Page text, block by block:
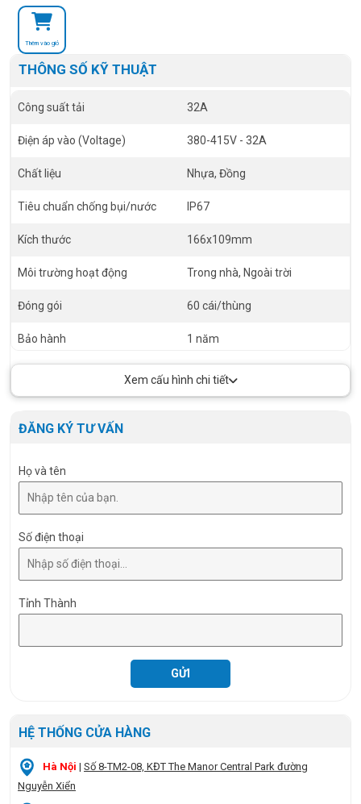
Thêm vào giỏ
THÔNG SỐ KỸ THUẬT
Công suất tải 32A
Điện áp vào (Voltage) 380-415V - 32A
Chất liệu Nhựa, Đồng
Tiêu chuẩn chống bụi/nước IP67
Kích thước 166x109mm
Môi trường hoạt động Trong nhà, Ngoài trời
Đóng gói 60 cái/thùng
Bảo hành 1 năm
Xem cấu hình chi tiết
ĐĂNG KÝ TƯ VẤN
Họ và tên
Số điện thoại
Tỉnh Thành
HỆ THỐNG CỬA HÀNG
Hà Nội | Số 8-TM2-08, KĐT The Manor Central Park đường
Nguyễn Xiển